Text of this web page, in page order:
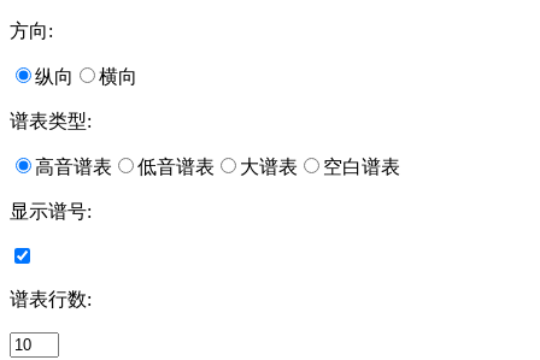
方向:
纵向 横向
谱表类型:
高音谱表 低音谱表 大谱表 空白谱表
显示谱号:
谱表行数: